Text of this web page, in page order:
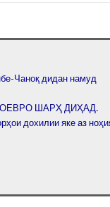
Чаноқ дидан намуд
ШАРҲ ДИҲАД.
дохилии яке аз